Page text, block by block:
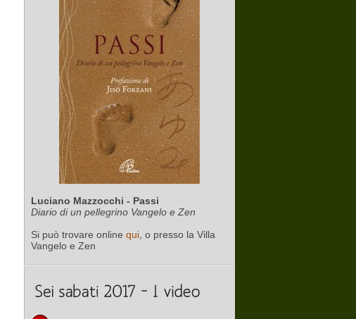
Luciano Mazzocchi - Passi
Diario di un pellegrino Vangelo e Zen
Si può trovare online qui , o presso la Villa
Vangelo e Zen